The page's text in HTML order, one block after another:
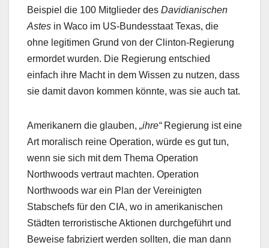
Beispiel die 100 Mitglieder des Davidianischen
Astes in Waco im US-Bundesstaat Texas, die
ohne legitimen Grund von der Clinton-Regierung
ermordet wurden. Die Regierung entschied
einfach ihre Macht in dem Wissen zu nutzen, dass
sie damit davon kommen könnte, was sie auch tat.
Amerikanern die glauben, „ihre“Regierung ist eine
Art moralisch reine Operation, würde es gut tun,
wenn sie sich mit dem Thema Operation
Northwoods vertraut machten. Operation
Northwoods war ein Plan der Vereinigten
Stabschefs für den CIA, wo in amerikanischen
Städten terroristische Aktionen durchgeführt und
Beweise fabriziert werden sollten, die man dann